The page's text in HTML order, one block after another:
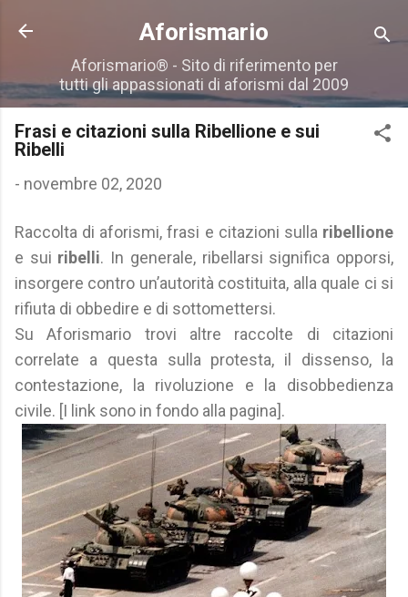
Passa ai contenuti principali
Aforismario
Aforismario® - Sito di riferimento per
tutti gli appassionati di aforismi dal 2009
Frasi e citazioni sulla Ribellione e sui
Ribelli
- novembre 02, 2020
Raccolta di aforismi, frasi e citazioni sulla ribellione
e sui ribelli. In generale, ribellarsi significa opporsi,
insorgere contro un’autorità costituita, alla quale ci si
rifiuta di obbedire e di sottomettersi.
Su Aforismario trovi altre raccolte di citazioni
correlate a questa sulla protesta, il dissenso, la
contestazione, la rivoluzione e la disobbedienza
civile. [I link sono in fondo alla pagina].